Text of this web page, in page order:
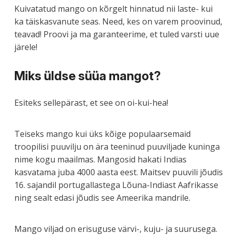
Kuivatatud mango on kõrgelt hinnatud nii laste- kui
ka täiskasvanute seas. Need, kes on varem proovinud,
teavad! Proovi ja ma garanteerime, et tuled varsti uue
järele!
Miks üldse süüa mangot?
Esiteks sellepärast, et see on oi-kui-hea!
Teiseks mango kui üks kõige populaarsemaid
troopilisi puuvilju on ära teeninud puuviljade kuninga
nime kogu maailmas. Mangosid hakati Indias
kasvatama juba 4000 aasta eest. Maitsev puuvili jõudis
16. sajandil portugallastega Lõuna-Indiast Aafrikasse
ning sealt edasi jõudis see Ameerika mandrile.
Mango viljad on erisuguse värvi-, kuju- ja suurusega.